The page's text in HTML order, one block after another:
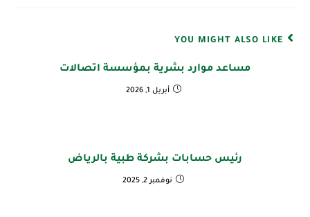
YOU MIGHT ALSO LIKE
مساعد موارد بشرية بمؤسسة اتصالات
أبريل 1, 2026
رئيس حسابات بشركة طبية بالرياض
نوفمبر 2, 2025